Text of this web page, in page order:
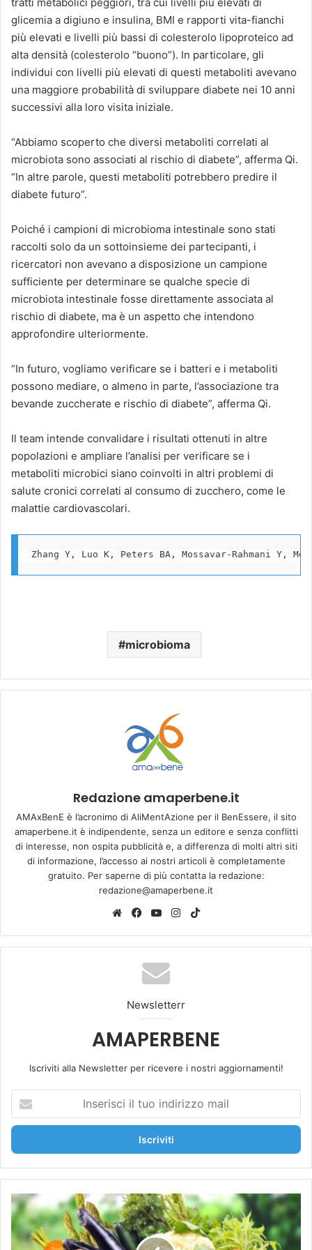
glicemia a digiuno e insulina, BMI e rapporti vita-fianchi
più elevati e livelli più bassi di colesterolo lipoproteico ad
alta densità (colesterolo “buono”). In particolare, gli
individui con livelli più elevati di questi metaboliti avevano
una maggiore probabilità di sviluppare diabete nei 10 anni
successivi alla loro visita iniziale.
“Abbiamo scoperto che diversi metaboliti correlati al
microbiota sono associati al rischio di diabete”, afferma Qi.
“In altre parole, questi metaboliti potrebbero predire il
diabete futuro”.
Poiché i campioni di microbioma intestinale sono stati
raccolti solo da un sottoinsieme dei partecipanti, i
ricercatori non avevano a disposizione un campione
sufficiente per determinare se qualche specie di
microbiota intestinale fosse direttamente associata al
rischio di diabete, ma è un aspetto che intendono
approfondire ulteriormente.
“In futuro, vogliamo verificare se i batteri e i metaboliti
possono mediare, o almeno in parte, l’associazione tra
bevande zuccherate e rischio di diabete”, afferma Qi.
Il team intende convalidare i risultati ottenuti in altre
popolazioni e ampliare l’analisi per verificare se i
metaboliti microbici siano coinvolti in altri problemi di
salute cronici correlati al consumo di zucchero, come le
malattie cardiovascolari.
Zhang Y, Luo K, Peters BA, Mossavar-Rahmani Y,
microbioma
Redazione amaperbene.it
AMAxBenE è l’acronimo di AliMentAzione per il BenEssere, il sito
amaperbene.it è indipendente, senza un editore e senza conflitti
di interesse, non ospita pubblicità e, a differenza di molti altri siti
di informazione, l’accesso ai nostri articoli è completamente
gratuito. Per saperne di più contatta la redazione:
redazione@amaperbene.it
We
te
Fa
bo
ok
Yo
Tu
be
Ins
ra
k
Newsletterr
AMAPERBENE
Iscriviti alla Newsletter per ricevere i nostri aggiornamenti!
s
r
i
c
i
I
b
e
n